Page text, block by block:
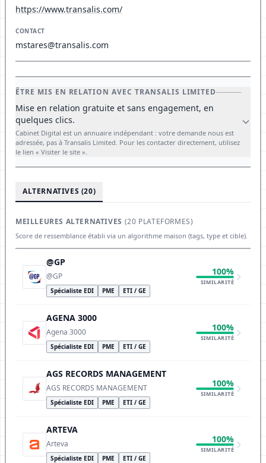
https://www.transalis.com/
CONTACT
mstares@transalis.com
ÊTRE MIS EN RELATION AVEC TRANSALIS LIMITED
Mise en relation gratuite et sans engagement, en
quelques clics.
Cabinet Digital est un annuaire indépendant : votre demande nous est
adressée, pas à Transalis Limited. Pour les contacter directement, utilisez
le lien « Visiter le site ».
ALTERNATIVES (20)
MEILLEURES ALTERNATIVES (20 PLATEFORMES)
Score de ressemblance établi via un algorithme maison (tags, type et cible).
@GP
@GP
Spécialiste EDI PME ETI / GE
100%
SIMILARITÉ
AGENA 3000
Agena 3000
Spécialiste EDI PME ETI / GE
100%
SIMILARITÉ
AGS RECORDS MANAGEMENT
AGS RECORDS MANAGEMENT
Spécialiste EDI PME ETI / GE
100%
SIMILARITÉ
ARTEVA
Arteva
Spécialiste EDI PME ETI / GE
100%
SIMILARITÉ